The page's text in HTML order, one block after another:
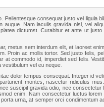
consequat justo vel ligula
Nam iaculis gravida nisl, vel
dictumst. Curabitur et ante ut justo
metus sem interdum elit, et laoreet
Proin ac mollis tortor. Sed justo felis,
commodo id, imperdiet sed felis.
vel eu neque.
dolor tempus consequat. Integer id
montes, nascetur ridiculus
suscipit gravida odio, nec consectetur
enim. Nam consectetur luctus
urna, at semper orci condimentum